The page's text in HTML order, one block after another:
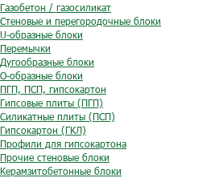
Газобетон / газосиликат
Стеновые и перегородочные блоки
U-образные блоки
Перемычки
Дугообразные блоки
O-образные блоки
ПГП, ПСП, гипсокартон
Гипсовые плиты (ПГП)
Силикатные плиты (ПСП)
Гипсокартон (ГКЛ)
Профили для гипсокартона
Прочие стеновые блоки
Керамзитобетонные блоки